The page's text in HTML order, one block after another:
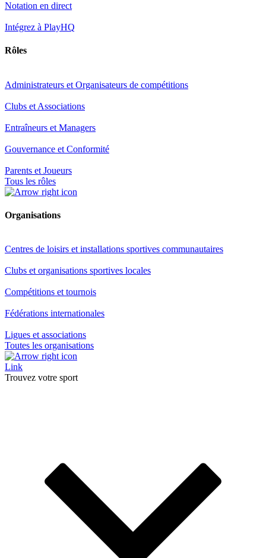
Notation en direct
Intégrez à PlayHQ
Rôles
Administrateurs et Organisateurs de compétitions
Clubs et Associations
Entraîneurs et Managers
Gouvernance et Conformité
Parents et Joueurs
Tous les rôles
Organisations
Centres de loisirs et installations sportives communautaires
Clubs et organisations sportives locales
Compétitions et tournois
Fédérations internationales
Ligues et associations
Toutes les organisations
Link
Trouvez votre sport